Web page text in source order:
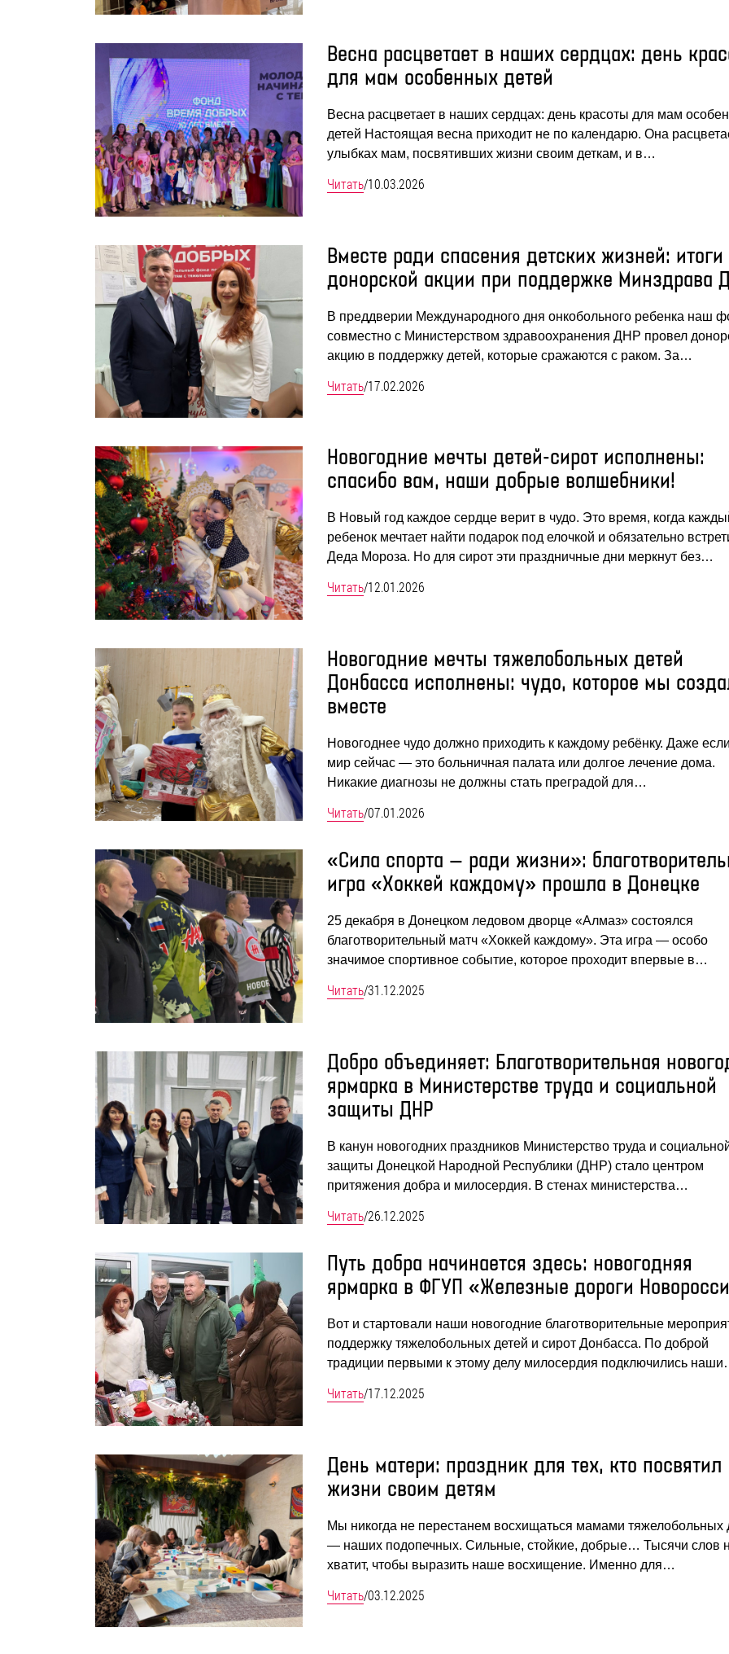
Весна расцветает в наших сердцах: день
для мам особенных детей
Весна расцветает в наших сердцах: день красоты для мам
детей Настоящая весна приходит не по календарю. Она
улыбках мам, посвятивших жизни своим деткам, и в…
Читать/10.03.2026
Вместе ради спасения детских жизней: итоги
донорской акции при поддержке Минздрава
В преддверии Международного дня онкобольного ребенка наш
совместно с Министерством здравоохранения ДНР провел
акцию в поддержку детей, которые сражаются с раком. За…
Читать/17.02.2026
Новогодние мечты детей-сирот исполнены:
спасибо вам, наши добрые волшебники!
В Новый год каждое сердце верит в чудо. Это время, когда
ребенок мечтает найти подарок под елочкой и обязательно
Деда Мороза. Но для сирот эти праздничные дни меркнут без…
Читать/12.01.2026
Новогодние мечты тяжелобольных детей
Донбасса исполнены: чудо, которое мы
вместе
Новогоднее чудо должно приходить к каждому ребёнку. Даже
мир сейчас — это больничная палата или долгое лечение дома.
Никакие диагнозы не должны стать преградой для…
Читать/07.01.2026
«Сила спорта — ради жизни»:
игра «Хоккей каждому» прошла в Донецке
25 декабря в Донецком ледовом дворце «Алмаз» состоялся
благотворительный матч «Хоккей каждому». Эта игра — особо
значимое спортивное событие, которое проходит впервые в…
Читать/31.12.2025
Добро объединяет: Благотворительная
ярмарка в Министерстве труда и социальной
защиты ДНР
В канун новогодних праздников Министерство труда и
защиты Донецкой Народной Республики (ДНР) стало центром
притяжения добра и милосердия. В стенах министерства…
Читать/26.12.2025
Путь добра начинается здесь: новогодняя
ярмарка в ФГУП «Железные дороги
Вот и стартовали наши новогодние благотворительные
поддержку тяжелобольных детей и сирот Донбасса. По доброй
традиции первыми к этому делу милосердия подключились
Читать/17.12.2025
День матери: праздник для тех, кто посвятил
жизни своим детям
Мы никогда не перестанем восхищаться мамами тяжелобольных
— наших подопечных. Сильные, стойкие, добрые… Тысячи слов
хватит, чтобы выразить наше восхищение. Именно для…
Читать/03.12.2025